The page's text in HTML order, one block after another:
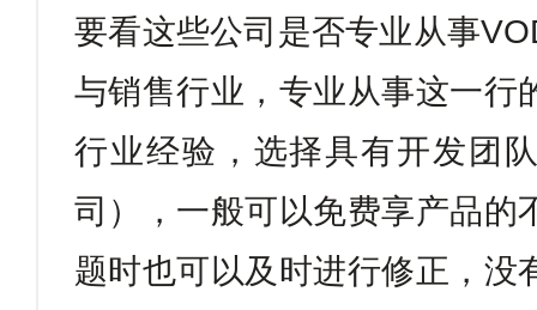
要看这些公司是否专业从事
与销售行业，专业从事这一行
行业经验，选择具有开发团
司），一般可以免费享产品的
题时也可以及时进行修正，没